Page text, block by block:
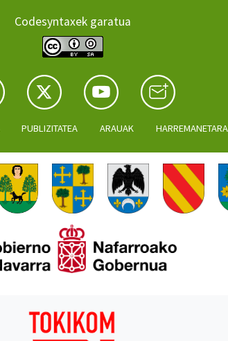
Codesyntaxek garatua
PUBLIZITATEA ARAUAK